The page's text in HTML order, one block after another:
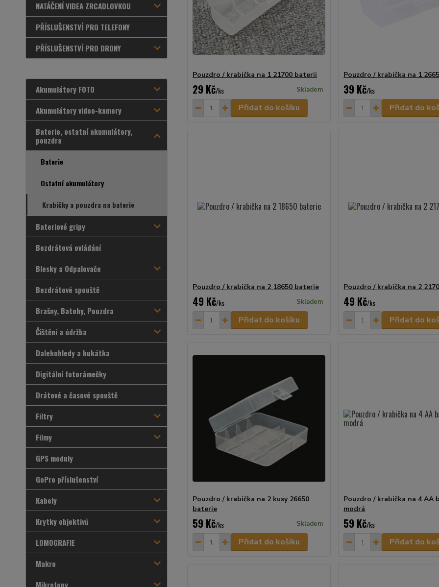
NATÁČENÍ VIDEA ZRCADLOVKOU
PŘÍSLUŠENSTVÍ PRO TELEFONY
PŘÍSLUŠENSTVÍ PRO DRONY
Akumulátory FOTO
Akumulátory video-kamery
Baterie, ostatní akumulátory,
pouzdra
Baterie
Ostatní akumulátory
Krabičky a pouzdra na baterie
Bateriové gripy
Bezdrátová ovládání
Blesky a Odpalovače
Bezdrátové spouště
Brašny, Batohy, Pouzdra
Čištění a údržba
Dalekohledy a kukátka
Digitální fotorámečky
Drátové a časové spouště
Filtry
Filmy
GPS moduly
GoPro příslušenství
Kabely
Krytky objektivů
LOMOGRAFIE
Makro
Mikrofony
Pouzdro / krabička na 1 21700 baterii
29 Kč/ks Skladem
Přidat do košíku
Pouzdro / krabička na 1
39 Kč/ks
Přidat do
Pouzdro / krabička na 2 18650 baterie
49 Kč/ks Skladem
Přidat do košíku
Pouzdro / krabička na 2
49 Kč/ks
Přidat do
Pouzdro / krabička na 2 kusy 26650
baterie
59 Kč/ks Skladem
Přidat do košíku
Pouzdro / krabička na 4 AA
modrá
59 Kč/ks
Přidat do